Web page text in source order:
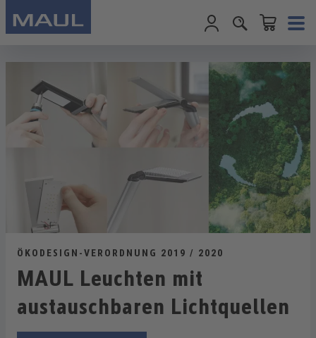
Zum Hauptinhalt springen
Warenkorb
ÖKODESIGN-VERORDNUNG 2019 / 2020
MAUL Leuchten mit
austauschbaren Lichtquellen